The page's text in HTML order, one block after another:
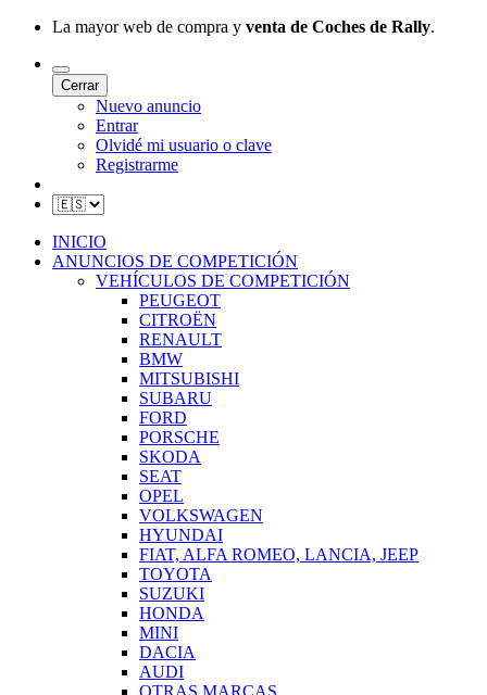
La mayor web de compra y venta de Coches de Rally.
Cerrar
Nuevo anuncio
Entrar
Olvidé mi usuario o clave
Registrarme
INICIO
ANUNCIOS DE COMPETICIÓN
VEHÍCULOS DE COMPETICIÓN
PEUGEOT
CITROËN
RENAULT
BMW
MITSUBISHI
SUBARU
FORD
PORSCHE
SKODA
SEAT
OPEL
VOLKSWAGEN
HYUNDAI
FIAT, ALFA ROMEO, LANCIA, JEEP
TOYOTA
SUZUKI
HONDA
MINI
DACIA
AUDI
OTRAS MARCAS